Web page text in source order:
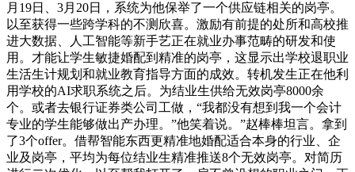
月19日、3月20日，系统为他保举了一个供应链相关的岗亭。
以至获得一些跨学科的不测欣喜。激励有前提的处所和高校推
进大数据、人工智能等新手艺正在就业办事范畴的研发和使
用。才能让学生敏捷婚配到精准的岗亭，这显示出学校退职业
生活生计规划和就业教育指导方面的成效。转机发生正在他利
用学校的AI求职系统之后。为结业生供给无效岗亭8000余
个。或者去银行证券类公司工做，“我都没有想到我一个会计
专业的学生能够做出产办理。”他笑着说。”赵棒棒坦言。拿到
了3个offer。借帮智能东西更精准地婚配适合本身的行业、企
业及岗亭，平均为每位结业生精准推送8个无效岗亭。对简历